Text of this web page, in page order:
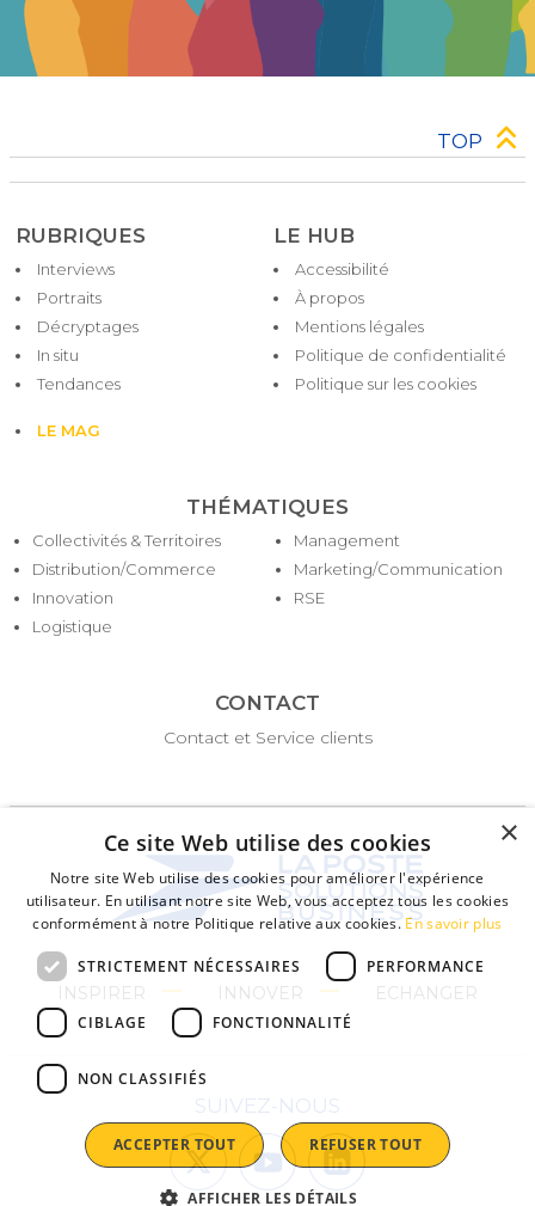
TOP
RUBRIQUES
Interviews
Portraits
Décryptages
In situ
Tendances
LE MAG
THÉMATIQUES
Collectivités & Territoires
Distribution/Commerce
Innovation
Logistique
Management
Marketing/Communication
RSE
LE HUB
Pied
de
page
Accessibilité
À propos
Mentions légales
Politique de confidentialité
Politique sur les cookies
CONTACT
Contact et Service clients
INSPIRER INNOVER ECHANGER
SUIVEZ-NOUS
×
Ce site Web utilise des cookies
Notre site Web utilise des cookies pour améliorer l'expérience
utilisateur. En utilisant notre site Web, vous acceptez tous les cookies
conformément à notre Politique relative aux cookies.En savoir plus
STRICTEMENT NÉCESSAIRES PERFORMANCE
CIBLAGE FONCTIONNALITÉ
NON CLASSIFIÉS
ACCEPTER TOUT REFUSER TOUT
AFFICHER LES DÉTAILS